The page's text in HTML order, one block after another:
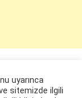
uyarınca
sitemizde ilgili